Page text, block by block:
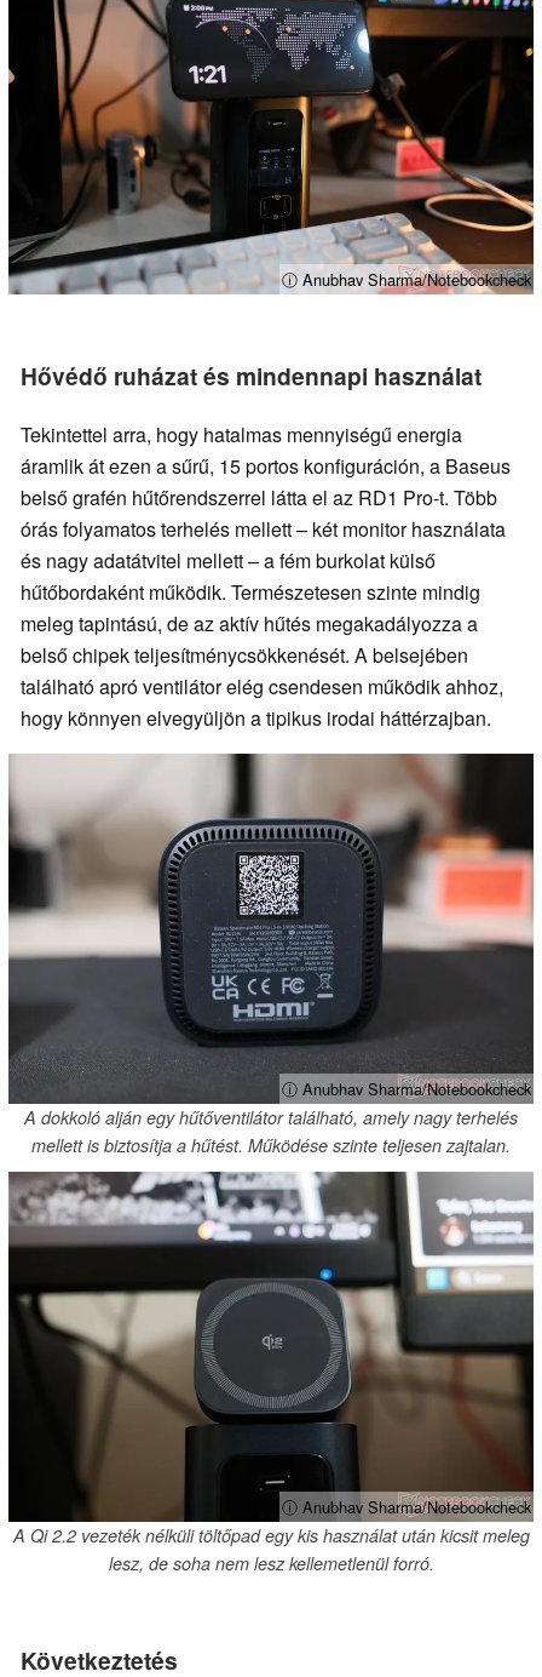
ⓘ Anubhav Sharma/Notebookcheck
Hővédő ruházat és mindennapi használat
Tekintettel arra, hogy hatalmas mennyiségű energia
áramlik át ezen a sűrű, 15 portos konfiguráción, a Baseus
belső grafén hűtőrendszerrel látta el az RD1 Pro-t. Több
órás folyamatos terhelés mellett – két monitor használata
és nagy adatátvitel mellett – a fém burkolat külső
hűtőbordaként működik. Természetesen szinte mindig
meleg tapintású, de az aktív hűtés megakadályozza a
belső chipek teljesítménycsökkenését. A belsejében
található apró ventilátor elég csendesen működik ahhoz,
hogy könnyen elvegyüljön a tipikus irodai háttérzajban.
ⓘ Anubhav Sharma/Notebookcheck
A dokkoló alján egy hűtőventilátor található, amely nagy terhelés
mellett is biztosítja a hűtést. Működése szinte teljesen zajtalan.
ⓘ Anubhav Sharma/Notebookcheck
A Qi 2.2 vezeték nélküli töltőpad egy kis használat után kicsit meleg
lesz, de soha nem lesz kellemetlenül forró.
Következtetés